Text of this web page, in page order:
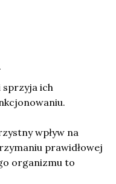
.
sprzyja ich
wpływ na
prawidłowej
organizmu to